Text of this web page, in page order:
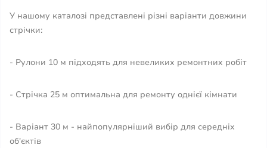
У нашому каталозі представлені різні варіанти довжини
стрічки:
- Рулони 10 м підходять для невеликих ремонтних робіт
- Стрічка 25 м оптимальна для ремонту однієї кімнати
- Варіант 30 м - найпопулярніший вибір для середніх
об'єктів